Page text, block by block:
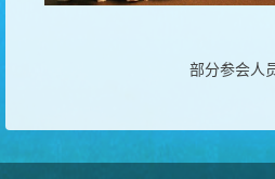
部分参会人